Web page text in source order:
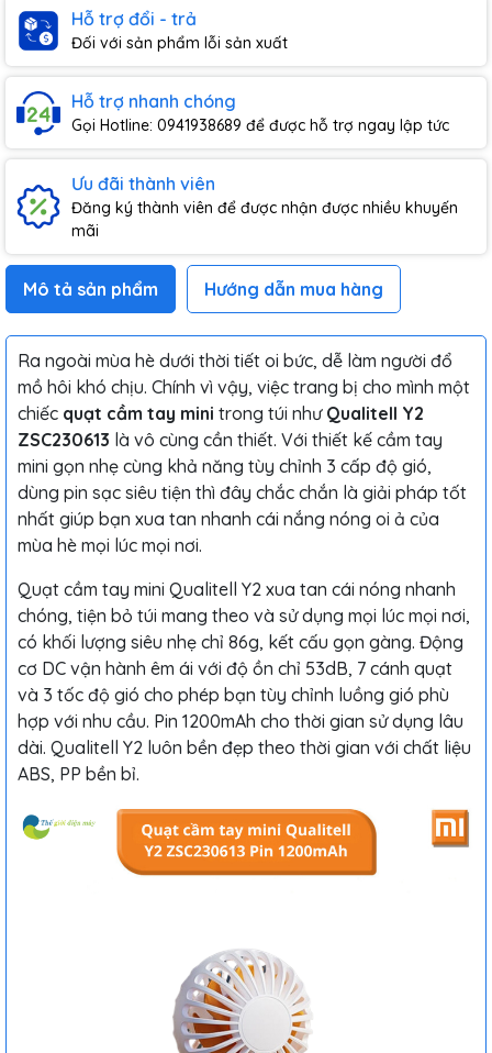
Hỗ trợ đổi - trả
Đối với sản phẩm lỗi sản xuất
Hỗ trợ nhanh chóng
Gọi Hotline: 0941938689 để được hỗ trợ ngay lập tức
Ưu đãi thành viên
Đăng ký thành viên để được nhận được nhiều khuyến
mãi
Mô tả sản phẩm Hướng dẫn mua hàng
Ra ngoài mùa hè dưới thời tiết oi bức, dễ làm người đổ
mồ hôi khó chịu. Chính vì vậy, việc trang bị cho mình một
chiếc quạt cầm tay mini trong túi nhưQualitell Y2
ZSC230613 là vô cùng cần thiết. Với thiết kế cầm tay
mini gọn nhẹ cùng khả năng tùy chỉnh 3 cấp độ gió,
dùng pin sạc siêu tiện thì đây chắc chắn là giải pháp tốt
nhất giúp bạn xua tan nhanh cái nắng nóng oi ả của
mùa hè mọi lúc mọi nơi.
Quạt cầm tay mini Qualitell Y2 xua tan cái nóng nhanh
chóng, tiện bỏ túi mang theo và sử dụng mọi lúc mọi nơi,
có khối lượng siêu nhẹ chỉ 86g, kết cấu gọn gàng. Động
cơ DC vận hành êm ái với độ ồn chỉ 53dB, 7 cánh quạt
và 3 tốc độ gió cho phép bạn tùy chỉnh luồng gió phù
hợp với nhu cầu. Pin 1200mAh cho thời gian sử dụng lâu
dài. Qualitell Y2 luôn bền đẹp theo thời gian với chất liệu
ABS, PP bền bỉ.